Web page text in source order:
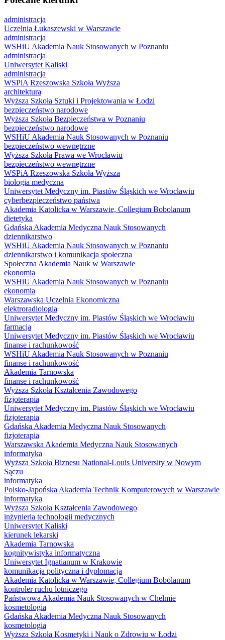
administracja
Uczelnia Łukaszewski w Warszawie
administracja
WSHiU Akademia Nauk Stosowanych w Poznaniu
administracja
Uniwersytet Kaliski
administracja
WSPiA Rzeszowska Szkoła Wyższa
architektura
Wyższa Szkoła Sztuki i Projektowania w Łodzi
bezpieczeństwo narodowe
Wyższa Szkoła Bezpieczeństwa w Poznaniu
bezpieczeństwo narodowe
WSHiU Akademia Nauk Stosowanych w Poznaniu
bezpieczeństwo wewnętrzne
Wyższa Szkoła Prawa we Wrocławiu
bezpieczeństwo wewnętrzne
WSPiA Rzeszowska Szkoła Wyższa
biologia medyczna
Uniwersytet Medyczny im. Piastów Śląskich we Wrocławiu
cyberbezpieczeństwo państwa
Akademia Katolicka w Warszawie, Collegium Bobolanum
dietetyka
Gdańska Akademia Medyczna Nauk Stosowanych
dziennikarstwo
WSHiU Akademia Nauk Stosowanych w Poznaniu
dziennikarstwo i komunikacja społeczna
Społeczna Akademia Nauk w Warszawie
ekonomia
WSHiU Akademia Nauk Stosowanych w Poznaniu
ekonomia
Warszawska Uczelnia Ekonomiczna
elektroradiologia
Uniwersytet Medyczny im. Piastów Śląskich we Wrocławiu
farmacja
Uniwersytet Medyczny im. Piastów Śląskich we Wrocławiu
finanse i rachunkowość
WSHiU Akademia Nauk Stosowanych w Poznaniu
finanse i rachunkowość
Akademia Tarnowska
finanse i rachunkowość
Wyższa Szkoła Kształcenia Zawodowego
fizjoterapia
Uniwersytet Medyczny im. Piastów Śląskich we Wrocławiu
fizjoterapia
Gdańska Akademia Medyczna Nauk Stosowanych
fizjoterapia
Warszawska Akademia Medyczna Nauk Stosowanych
informatyka
Wyższa Szkoła Biznesu National-Louis University w Nowym
Sączu
informatyka
Polsko-Japońska Akademia Technik Komputerowych w Warszawie
informatyka
Wyższa Szkoła Kształcenia Zawodowego
inżynieria technologii medycznych
Uniwersytet Kaliski
kierunek lekarski
Akademia Tarnowska
kognitywistyka informatyczna
Uniwersytet Ignatianum w Krakowie
komunikacja polityczna i dyplomacja
Akademia Katolicka w Warszawie, Collegium Bobolanum
kontroler ruchu lotniczego
Państwowa Akademia Nauk Stosowanych w Chełmie
kosmetologia
Gdańska Akademia Medyczna Nauk Stosowanych
kosmetologia
Wyższa Szkoła Kosmetyki i Nauk o Zdrowiu w Łodzi